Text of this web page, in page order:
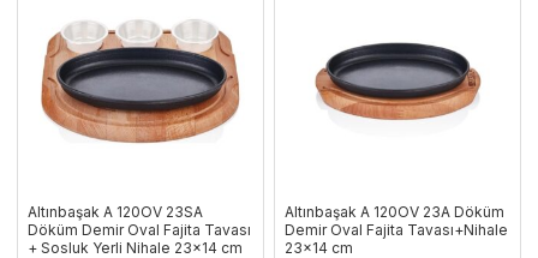
Altınbaşak A 120OV 23SA
Döküm Demir Oval Fajita Tavası
+ Sosluk Yerli Nihale 23×14 cm
Altınbaşak A 120OV 23A Döküm
Demir Oval Fajita Tavası+Nihale
23×14 cm